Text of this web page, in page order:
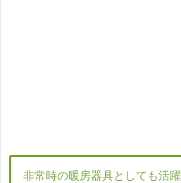
非常時の暖房器具としても活躍